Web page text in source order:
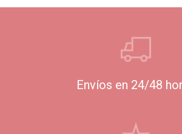
Envíos en 24/48